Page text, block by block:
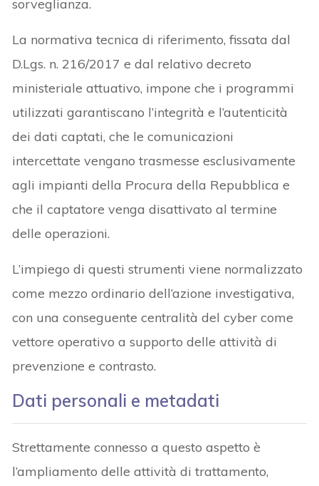
sorveglianza.
La normativa tecnica di riferimento, fissata dal
D.Lgs. n. 216/2017 e dal relativo decreto
ministeriale attuativo, impone che i programmi
utilizzati garantiscano l’integrità e l’autenticità
dei dati captati, che le comunicazioni
intercettate vengano trasmesse esclusivamente
agli impianti della Procura della Repubblica e
che il captatore venga disattivato al termine
delle operazioni.
L’impiego di questi strumenti viene normalizzato
come mezzo ordinario dell’azione investigativa,
con una conseguente centralità del cyber come
vettore operativo a supporto delle attività di
prevenzione e contrasto.
Dati personali e metadati
Strettamente connesso a questo aspetto è
l’ampliamento delle attività di trattamento,